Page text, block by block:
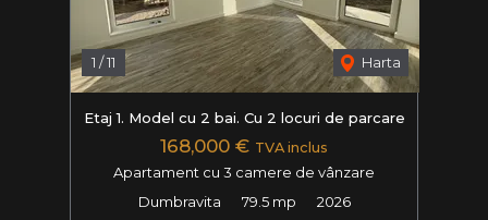
1 /11 Harta
Etaj 1. Model cu 2 bai. Cu 2 locuri de parcare
168,000 € TVA inclus
Apartament cu 3 camere de vânzare
Dumbravita
79.5 mp 2026